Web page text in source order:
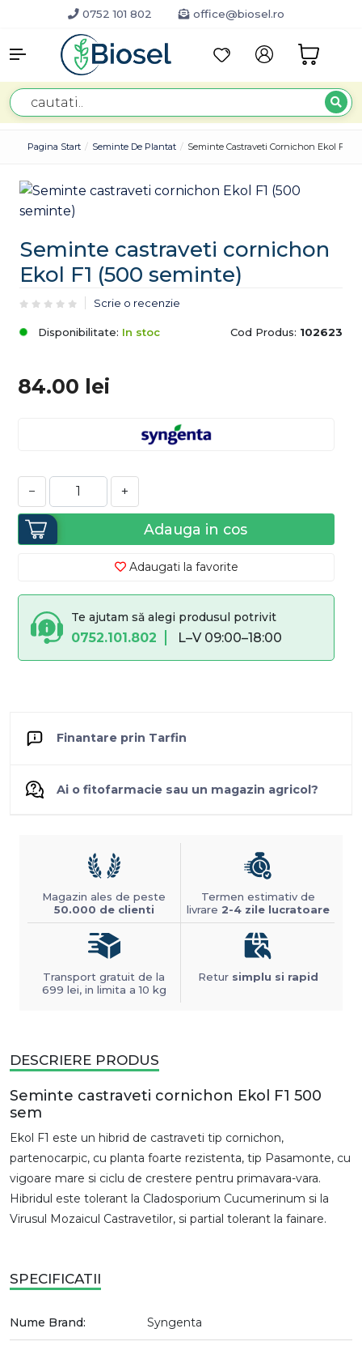
0752 101 802 office@biosel.ro
Pagina Start Seminte De Plantat Seminte Castraveti Cornichon Ekol F1
Seminte castraveti cornichon
Ekol F1 (500 seminte)
Scrie o recenzie
Disponibilitate: In stoc Cod Produs: 102623
84.00 lei
− +
Adauga in cos
Adaugati la favorite
Te ajutam să alegi produsul potrivit
0752.101.802 L–V 09:00–18:00
Finantare prin Tarfin
Ai o fitofarmacie sau un magazin agricol?
Magazin ales de peste
50.000 de clienti
Termen estimativ de
livrare 2-4 zile lucratoare
Transport gratuit de la
699 lei, in limita a 10 kg
Retur simplu si rapid
DESCRIERE PRODUS
Seminte castraveti cornichon Ekol F1 500
sem
Ekol F1 este un hibrid de castraveti tip cornichon,
partenocarpic, cu planta foarte rezistenta, tip Pasamonte, cu
vigoare mare si ciclu de crestere pentru primavara-vara.
Hibridul este tolerant la Cladosporium Cucumerinum si la
Virusul Mozaicul Castravetilor, si partial tolerant la fainare.
SPECIFICATII
Nume Brand: Syngenta